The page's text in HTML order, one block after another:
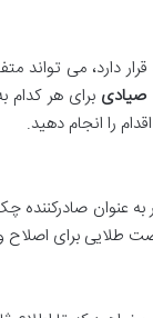
دارد، می تواند
برای هر
را انجام دهید.
عنوان صادرکننده
طلایی برای